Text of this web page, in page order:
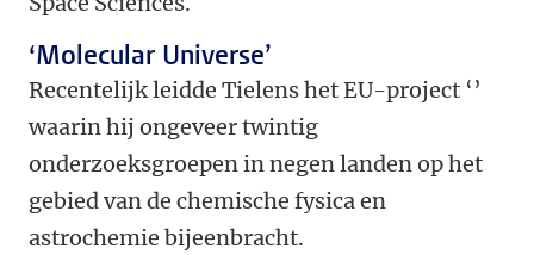
‘Molecular Universe’
Recentelijk leidde Tielens het EU-project ‘’
waarin hij ongeveer twintig
onderzoeksgroepen in negen landen op het
gebied van de chemische fysica en
astrochemie bijeenbracht.